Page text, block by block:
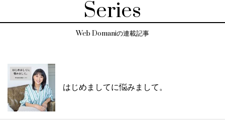
Series
Web Domaniの連載記事
はじめましてに悩みまして。